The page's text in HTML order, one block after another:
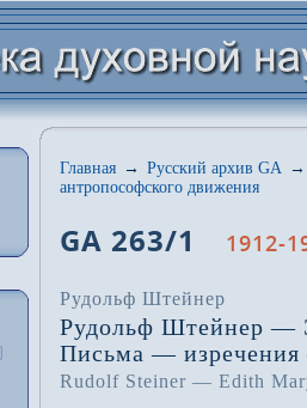
Главная → Русский архив GA →
антропософского движения
GA 263/1 1912-
Рудольф Штейнер
Рудольф Штейнер —
Письма —
Rudolf Steiner — Edith